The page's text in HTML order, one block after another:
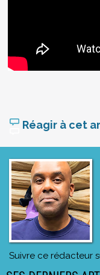
Réagir à cet
Suivre ce rédacteur